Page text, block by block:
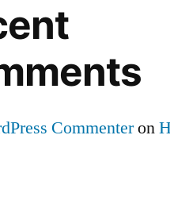
Commenteron